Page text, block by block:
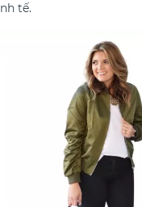
tế.